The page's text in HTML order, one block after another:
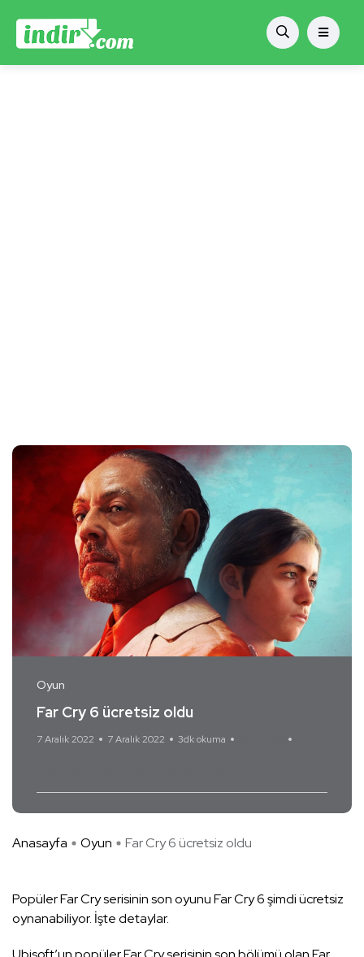
Oyun
Far Cry 6 ücretsiz oldu
7 Aralık 2022 7 Aralık 2022 3dk okuma
Anasayfa Oyun Far Cry 6 ücretsiz oldu
Popüler Far Cry serisinin son oyunu Far Cry 6 şimdi ücretsiz
oynanabiliyor. İşte detaylar.